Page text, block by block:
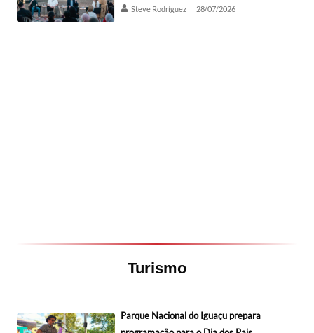
Steve Rodríguez 28/07/2026
Turismo
Parque Nacional do Iguaçu prepara